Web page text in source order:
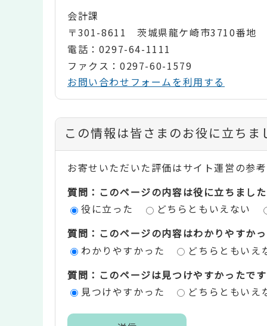
会計課
〒301-8611 茨城県龍ケ崎市3710番地
電話：0297-64-1111
ファクス：0297-60-1579
お問い合わせフォームを利用する
コ
ン
テ
ン
評
エ
この情報は皆さまのお役に立ちま
お寄せいただいた評価はサイト運営の参考
質問：このページの内容は役に立ちました
役に立った
どちらともいえない
質問：このページの内容はわかりやすか
わかりやすかった
どちらともいえ
質問：このページは見つけやすかったです
見つけやすかった
どちらともいえ